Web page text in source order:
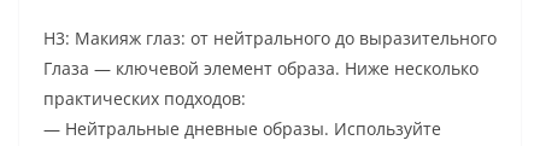
H3: Макияж глаз: от нейтрального до выразительного
Глаза — ключевой элемент образа. Ниже несколько
практических подходов:
— Нейтральные дневные образы. Используйте